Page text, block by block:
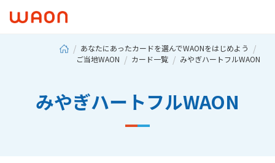
あなたにあったカードを選んでWAONをはじめよう
ご当地WAON
カード一覧 みやぎハートフルWAON
みやぎハートフルWAON